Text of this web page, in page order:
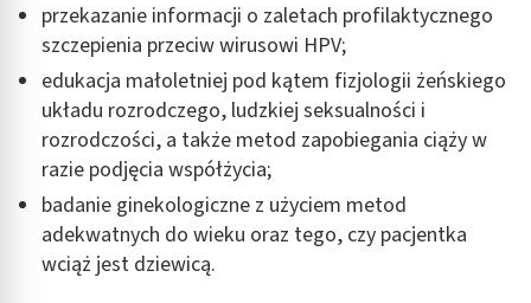
przekazanie informacji o zaletach profilaktycznego
szczepienia przeciw wirusowi HPV;
edukacja małoletniej pod kątem fizjologii żeńskiego
układu rozrodczego, ludzkiej seksualności i
rozrodczości, a także metod zapobiegania ciąży w
razie podjęcia współżycia;
badanie ginekologiczne z użyciem metod
adekwatnych do wieku oraz tego, czy pacjentka
wciąż jest dziewicą.